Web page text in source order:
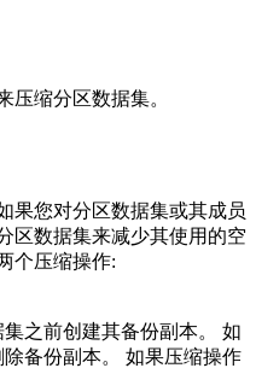
压缩分区数据集。
果您对分区数据集或其成员
区数据集来减少其使用的空
个压缩操作:
集之前创建其备份副本。 如
备份副本。 如果压缩操作